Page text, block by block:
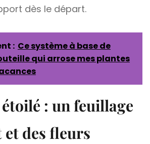
dès le départ.
: Ce système à base de
qui arrose mes plantes
: un feuillage
des fleurs